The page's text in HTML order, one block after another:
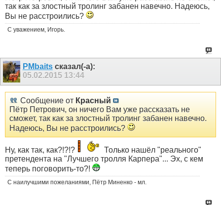
так как за злостный тролинг забанен навечно. Надеюсь,
Вы не расстроились?
С уважением, Игорь.
PMbaitsсказал(-а):
05.02.2015 13:44
Сообщение от Красный
Пётр Петрович, он ничего Вам уже рассказать не
сможет, так как за злостный тролинг забанен навечно.
Надеюсь, Вы не расстроились?
Ну, как так, как?!?!?
Только нашёл "реального"
претендента на "Лучшего тролля Карпера"... Эх, с кем
теперь поговорить-то?!
С наилучшими пожеланиями, Пётр Миненко - мл.